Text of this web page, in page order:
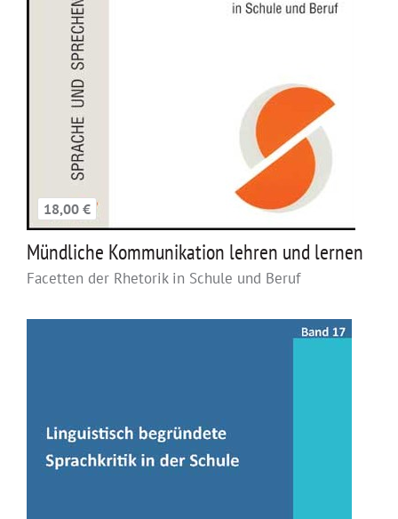
18,00 €
Mündliche Kommunikation lehren und lernen
Facetten der Rhetorik in Schule und Beruf